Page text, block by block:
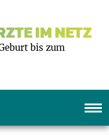
IM NETZ
bis zum